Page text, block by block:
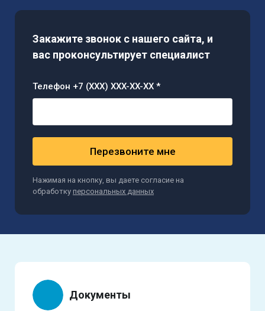
Закажите звонок с нашего сайта, и
вас проконсультирует специалист
Телефон +7 (XXX) XXX-XX-XX *
Перезвоните мне
Нажимая на кнопку, вы даете согласие на
обработку персональных данных
Документы